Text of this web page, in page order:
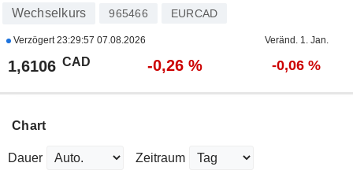
Wechselkurs 965466 EURCAD
Verzögert23:29:57 07.08.2026 Veränd. 1. Jan.
1,6106 CAD -0,26 % -0,06 %
Chart
Dauer Zeitraum